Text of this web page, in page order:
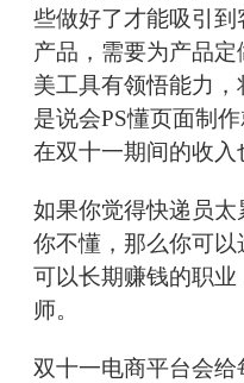
些做好了才能吸引
产品，需要为产品
美工具有领悟能力
是说会PS懂页面制
在双十一期间的收入
如果你觉得快递员
你不懂，那么你可以
可以长期赚钱的职
师。
双十一电商平台会